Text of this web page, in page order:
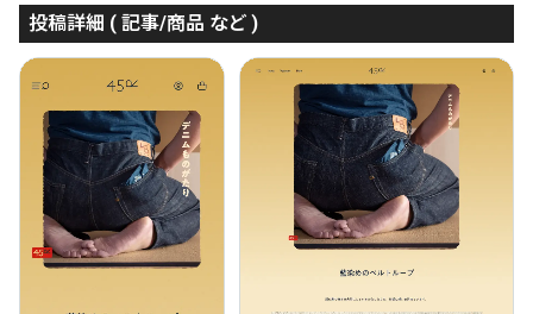
投稿詳細 ( 記事/商品 など )